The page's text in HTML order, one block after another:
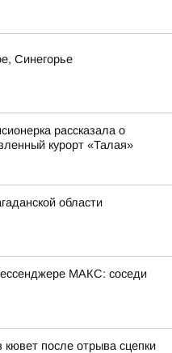
Синегорье
рассказала о
курорт «Талая»
области
MAКС: соседи
после отрыва сцепки